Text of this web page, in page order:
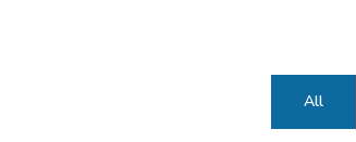
All